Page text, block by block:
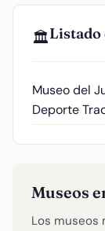
🏛️Listado
Museo del
Deporte
Museos
Los museos